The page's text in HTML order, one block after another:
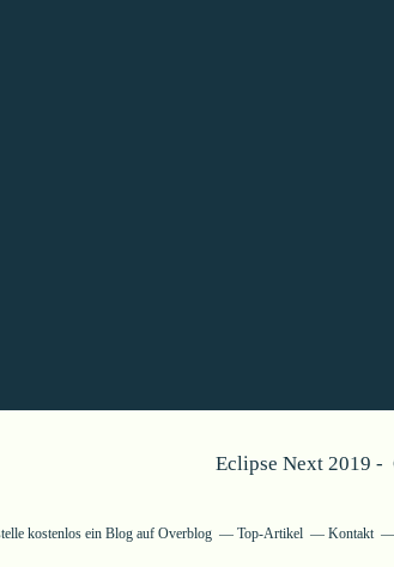
Eclipse Next 2019 -
kostenlos ein Blog auf Overblog Top-Artikel Kontakt